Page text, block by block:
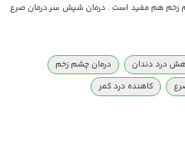
زخم هم مفید است . درمان شپش سر.درمان صرع
درد دندان
درمان چشم زخم
کاهنده درد کمر